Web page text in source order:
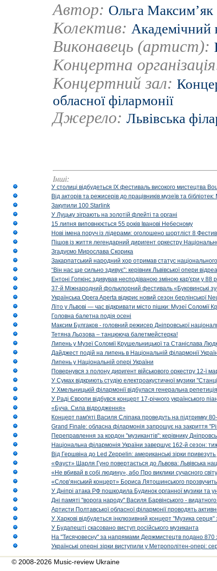
Автор: Ольга Максим’як
Колектив: Академічний
Виконавець (артист):
Концертна
Концертний зал:
обласної філармонії
Джерело: Львівська
Інші:
У столиці відбудеться IX фестиваль високого мистецтва
Від акторів та режисерів до працівників музеїв та
Закупили 100 Starlink
У Луцьку зіграють на золотій флейті та органі
15 липня виповнюється 55 років Іванові Небесному
Нові імена поруч із лідерами: оголошено шортліст 8
Пішов із життя легендарний диригент оркестру
Згадуємо Мирослава Скорика
Закарпатський народний хор отримав статус національного
“Він нас ще сильно здивує”: керівник Львівської опери
Ентоні Гопкінс здивував несподіваною зміною кар'єри у 88
37-й Міжнародний фольклорний фестиваль «Буковинські
Українська Opera Aperta відкриє новий сезон берлінської
Літо у Львові — час відкривати місто пішки: Музеї Соломії
Головна балетна подія осені
Максим Булгаков - головний режисер Дніпровської
Тетяна Льозова – танцююча балетмейстерка!
Липень у Музеї Соломії Крушельницької та Станіслава
Дайджест подій на липень в Національній філармонії
Липень у Національній опері України
Повернувся з полону диригент військового оркестру 12-ї
У Сумах відкриють студію електроакустичної музики
У Хмельницькій філармонії відбулася генеральна
У Раді Європи відбувся концерт 17-річного українського
«Буча. Сила відродження»
Концерт пам'яті Василя Сліпака проведуть на підтримку
Grand Finale: обласна філармонія запрошує на закриття
Переправлення за кордон "музикантів": керівнику
Національна філармонія України завершує 162-й сезон:
Від Гершвіна до Led Zeppelin: американські зірки
«Фауст» Шарля Гуно повертається до Львова: Львівська
«Не вбивай в собі людину», або Про виклики сучасного світу
«Слов’янський концерт» Бориса Лятошинського
У Дніпрі атака РФ пошкодила Будинок органної музики та
Дні памяті "ворога народу" Василя Барвінського -
Артисти Полтавської обласної філармонії проводять
У Харкові відбудеться інклюзивний концерт "Музика
У Будапешті скасовано виступ російського музиканта
На "Тисячовесну" за напрямами Держмистецтв подано 870
Українські оперні зірки виступили у Метрополітен-опері:
© 2008-2026 Music-review Ukraine